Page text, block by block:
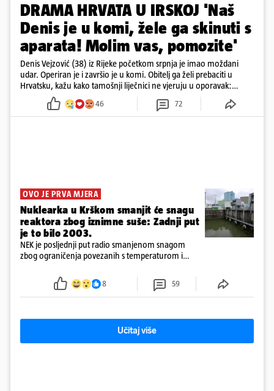
DRAMA HRVATA U IRSKOJ 'Naš
Denis je u komi, žele ga skinuti s
aparata! Molim vas, pomozite'
Denis Vejzović (38) iz Rijeke početkom srpnja je imao moždani
udar. Operiran je i završio je u komi. Obitelj ga želi prebaciti u
Hrvatsku, kažu kako tamošnji liječnici ne vjeruju u oporavak:
'Imamo 72 sata'
46 72
OVO JE PRVA MJERA
Nuklearka u Krškom smanjit će snagu
reaktora zbog iznimne suše: Zadnji put
je to bilo 2003.
NEK je posljednji put radio smanjenom snagom
zbog ograničenja povezanih s temperaturom i
smanjenje snage bilo potrebno više od 90 dana.
8 59
Učitaj više